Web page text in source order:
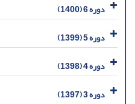
دوره 6 (1400)
دوره 5 (1399)
دوره 4 (1398)
دوره 3 (1397)